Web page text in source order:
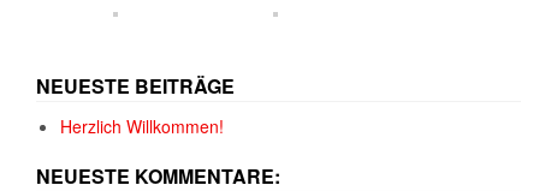
NEUESTE BEITRÄGE
Herzlich Willkommen!
NEUESTE KOMMENTARE: